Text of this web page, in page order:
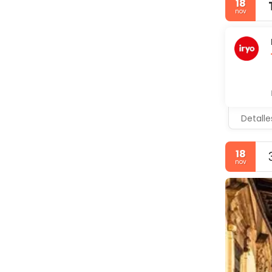
18
nov
18
nov